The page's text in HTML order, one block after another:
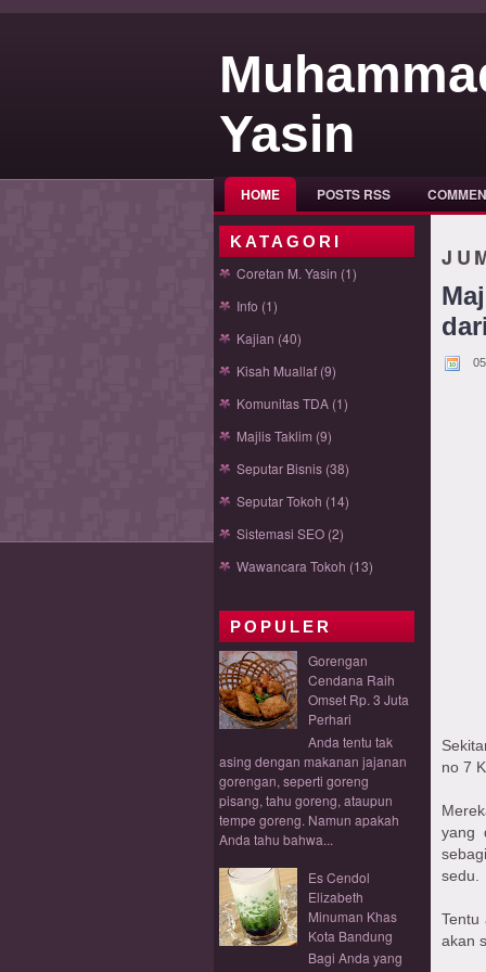
Yasin
HOME POSTS RSS
KATAGORI
Coretan M. Yasin (1)
Info (1)
Kajian (40)
Kisah Muallaf (9)
Komunitas TDA (1)
Majlis Taklim (9)
Seputar Bisnis (38)
Seputar Tokoh (14)
Sistemasi SEO (2)
Wawancara Tokoh (13)
POPULER
Gorengan
Cendana Raih
Omset Rp. 3 Juta
Perhari
Anda tentu tak
asing dengan makanan jajanan
gorengan, seperti goreng
pisang, tahu goreng, ataupun
tempe goreng. Namun apakah
Anda tahu bahwa...
Es Cendol
Elizabeth
Minuman Khas
Kota Bandung
Bagi Anda yang
no 7
yang
sedu.
Tentu
akan